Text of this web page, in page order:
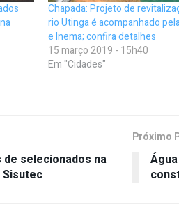
Chapada: Projeto de
rio Utinga é acompanhado
e Inema; confira detalhes
15 março 2019 - 15h40
Em "Cidades"
selecionados na
Sisutec
Próximo